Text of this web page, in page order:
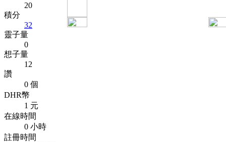
20
積分
32
靈子量
0
想子量
12
讚
0 個
DHR幣
1 元
在線時間
0 小時
註冊時間